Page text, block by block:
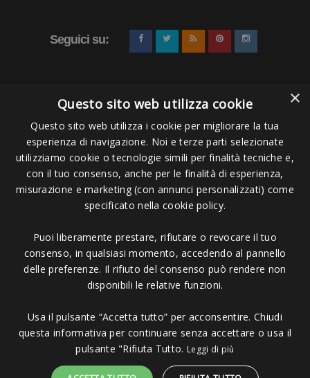
Seguici su:
Pagamenti Accettati
Copyright © 2006 - 2023 -
Massa MS - Tel 0585026137 - P.IVA 01151030457 - REA MS 117168
×
Questo sito web utilizza cookie
Questo sito web utilizza i cookie per migliorare la tua
esperienza di navigazione. Noi e terze parti selezionate
utilizziamo cookie o tecnologie simili per finalità tecniche e,
con il tuo consenso, anche per le finalità di esperienza,
misurazione e marketing (con annunci personalizzati) come
specificato nella cookie policy.
Puoi liberamente prestare, rifiutare o revocare il tuo
consenso, in qualsiasi momento, accedendo al pannello
delle preferenze. Il rifiuto del consenso può rendere non
disponibili le relative funzioni.
Usa il pulsante “Accetta tutto” per acconsentire. Chiudi
questa informativa per continuare senza accettare o usa il
pulsante "Rifiuta Tutto. Leggi di più